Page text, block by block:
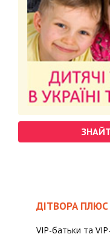
ДІТВОРА ПЛЮС
VIP-батьки та